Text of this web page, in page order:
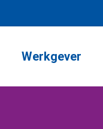
Werkgever